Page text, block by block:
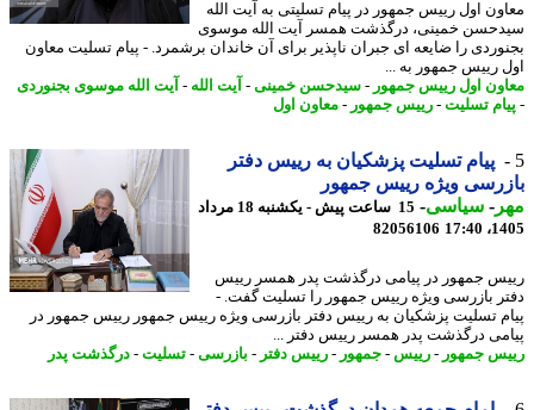
اول رییس جمهور در پیام تسلیتی به آیت الله
خمینی، درگذشت همسر آیت الله موسوی
را ضایعه ای جبران ناپذیر برای آن خاندان برشمرد. - پیام تسلیت معاون
رییس جمهور به ...
اول رییس جمهور-سیدحسن خمینی-آیت الله-آیت الله موسوی بجنوردی
تسلیت-رییس جمهور-معاون اول
پیام تسلیت پزشکیان به رییس دفتر
ویژه رییس جمهور
-سیاسی-
15 ساعت پیش - یکشنبه 18 مرداد
82056106
جمهور در پیامی درگذشت پدر همسر رییس
بازرسی ویژه رییس جمهور را تسلیت گفت. -
تسلیت پزشکیان به رییس دفتر بازرسی ویژه رییس جمهور رییس جمهور در
درگذشت پدر همسر رییس دفتر ...
جمهور-رییس -جمهور-رییس دفتر -بازرسی -تسلیت-درگذشت پدر